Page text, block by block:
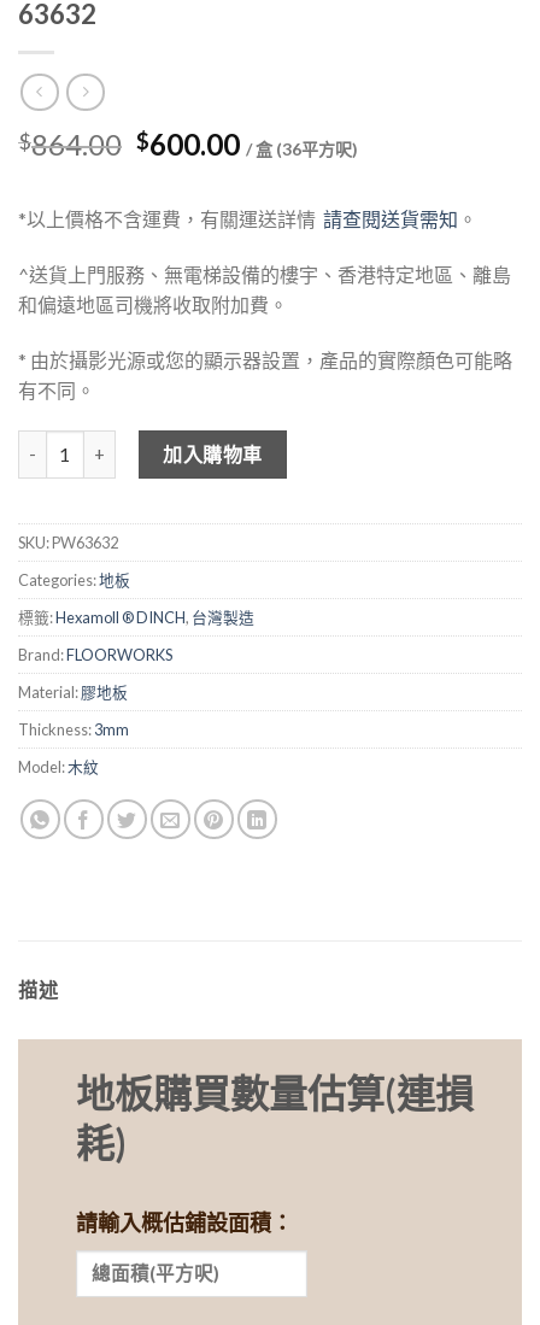
63632
$864.00 Original
was:
$864.00.
$600.00Current
is:
$600.00.
/ 盒 (36平方呎)
*以上價格不含運費，有關運送詳情 請查閱送貨需知 。
^送貨上門服務、無電梯設備的樓宇、香港特定地區、離島
和偏遠地區司機將收取附加費。
* 由於攝影光源或您的顯示器設置，產品的實際顏色可能略
有不同。
FLOOKWORKS 3mm 仿木紋膠地板 - 63632 數量
加入購物車
SKU:PW63632
Categories:地板
標籤:Hexamoll ® DINCH, 台灣製造
Brand:FLOORWORKS
Material:膠地板
Thickness:3mm
Model:木紋
描述
地板購買數量估算(連損
耗)
請輸入概估鋪設面積：